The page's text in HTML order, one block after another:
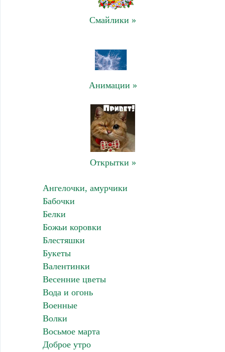
Смайлики »
Анимации »
Открытки »
Ангелочки, амурчики
Бабочки
Белки
Божьи коровки
Блестяшки
Букеты
Валентинки
Весенние цветы
Вода и огонь
Военные
Волки
Восьмое марта
Доброе утро